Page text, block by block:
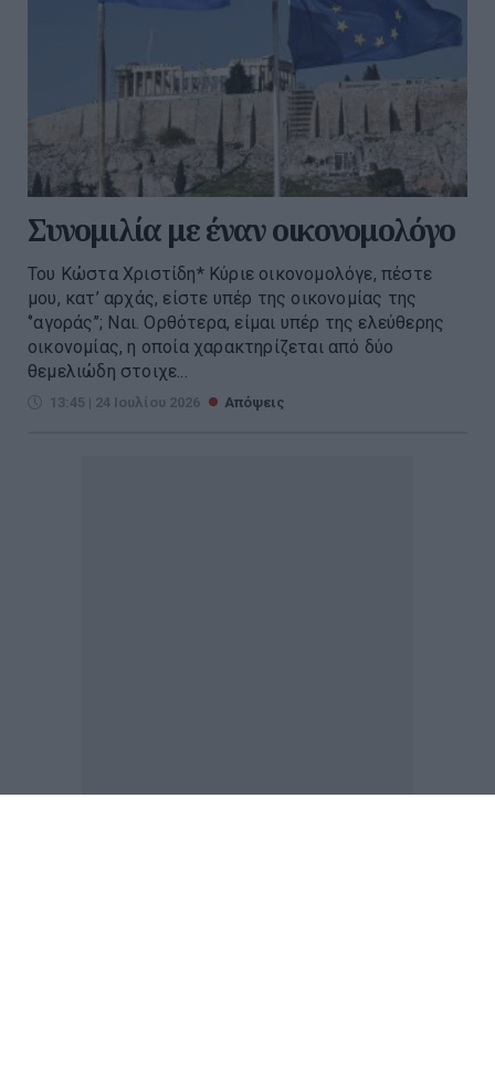
Συνομιλία με έναν οικονομολόγο
Του Κώστα Χριστίδη* Κύριε οικονομολόγε, πέστε
μου, κατ’ αρχάς, είστε υπέρ της οικονομίας της
‘’αγοράς’’; Ναι. Ορθότερα, είμαι υπέρ της ελεύθερης
οικονομίας, η οποία χαρακτηρίζεται από δύο
θεμελιώδη στοιχε...
13:45 | 24 Ιουλίου 2026 Απόψεις